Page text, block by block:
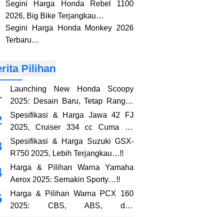
Segini Harga Honda Rebel 1100
2026, Big Bike Terjangkau…
Segini Harga Honda Monkey 2026
Terbaru…
Pilihan
Launching New Honda Scoopy
2025: Desain Baru, Tetap Rangka
eSAF…!!
Spesifikasi & Harga Jawa 42 FJ
2025, Cruiser 334 cc Cuma 38
Jutaan…!!
Spesifikasi & Harga Suzuki GSX-
R750 2025, Lebih Terjangkau…!!
Harga & Pilihan Warna Yamaha
Aerox 2025: Semakin Sporty…!!
Harga & Pilihan Warna PCX 160
2025: CBS, ABS, dan